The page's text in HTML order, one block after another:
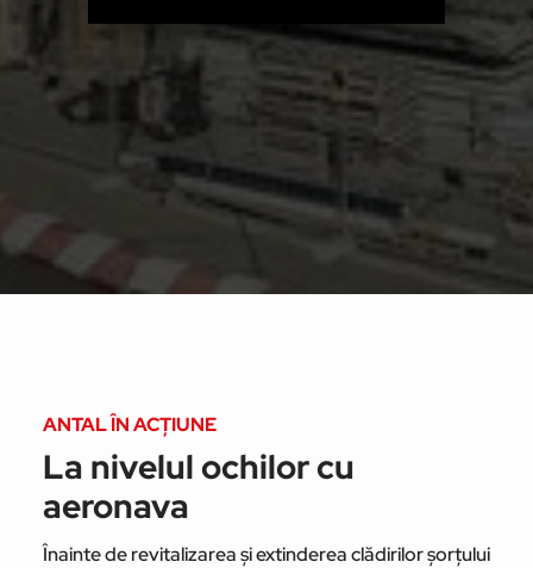
ANTAL ÎN ACȚIUNE
La nivelul ochilor cu
aeronava
Înainte de revitalizarea și extinderea clădirilor șorțului